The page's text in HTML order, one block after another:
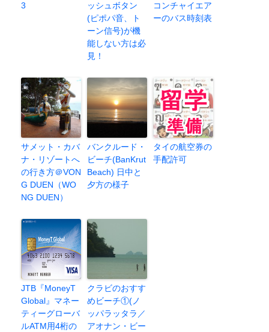
3
ッシュボタン
(ピポパ音、ト
ーン信号)が機
能しない方は必
見！
コンチャイエア
ーのバス時刻表
サメット・カバ
ナ・リゾートへ
の行き方＠VON
G DUEN（WO
NG DUEN）
バンクルード・
ビーチ(BanKrut
Beach) 日中と
夕方の様子
タイの航空券の
手配許可
JTB『MoneyT
Global』マネー
ティーグローバ
ルATM用4桁の
クラビのおすす
めビーチ①(ノ
ッパラッタラ／
アオナン・ビー